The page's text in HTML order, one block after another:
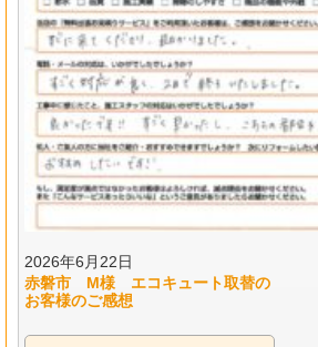
2026年6月22日
赤磐市 M様 エコキュート取替の
お客様のご感想